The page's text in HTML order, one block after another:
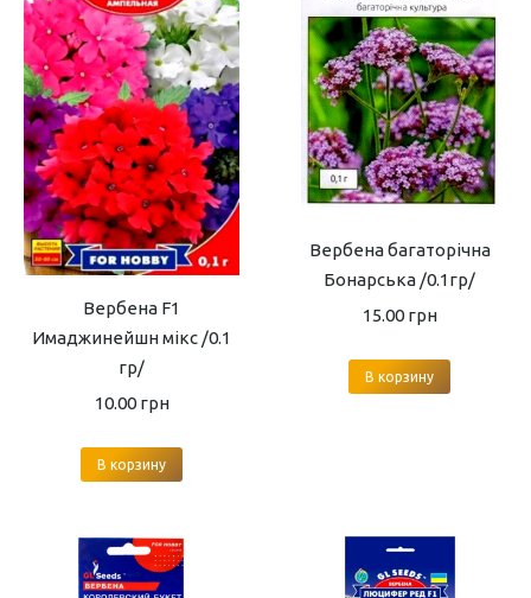
Вербена F1
Имаджинейшн мікс /0.1
гр/
10.00 грн
В корзину
Вербена багаторічна
Бонарська /0.1гр/
15.00 грн
В корзину